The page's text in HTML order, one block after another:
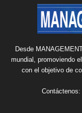
Desde
mundial, promoviendo
con el objetivo de
Contáctenos: